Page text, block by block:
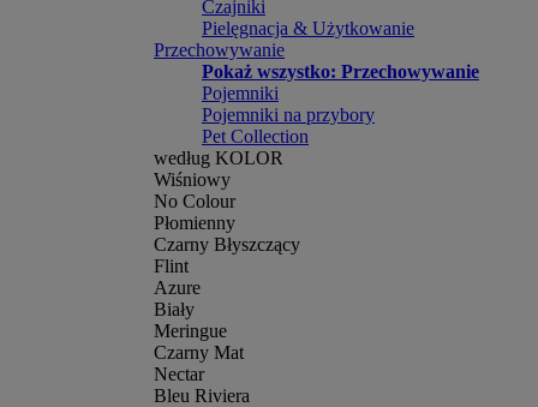
Czajniki
Pielęgnacja & Użytkowanie
Przechowywanie
Pokaż wszystko: Przechowywanie
Pojemniki
Pojemniki na przybory
Pet Collection
według KOLOR
Wiśniowy
No Colour
Płomienny
Czarny Błyszczący
Flint
Azure
Biały
Meringue
Czarny Mat
Nectar
Bleu Riviera